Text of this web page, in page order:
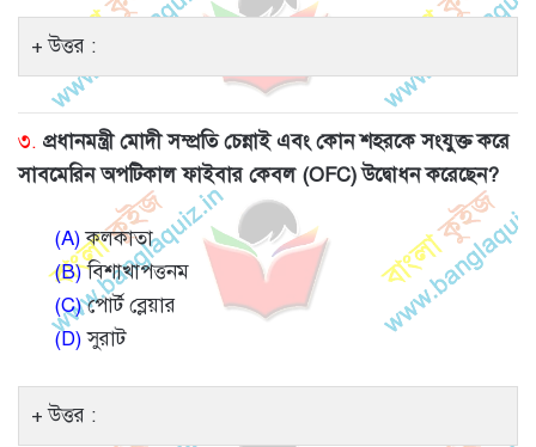
উত্তর :
৩. প্রধানমন্ত্রী মোদী সম্প্রতি চেন্নাই এবং কোন শহরকে সংযুক্ত করে
সাবমেরিন অপটিকাল ফাইবার কেবল (OFC) উদ্বোধন করেছেন?
(A)কলকাতা
(B)বিশাখাপত্তনম
(C)পোর্ট ব্লেয়ার
(D)সুরাট
উত্তর :